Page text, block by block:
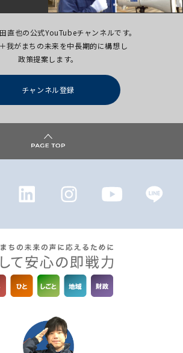
直也の公式YouTubeチャンネルです。
我がまちの未来を中長期的に構想し
政策提案します。
チャンネル登録